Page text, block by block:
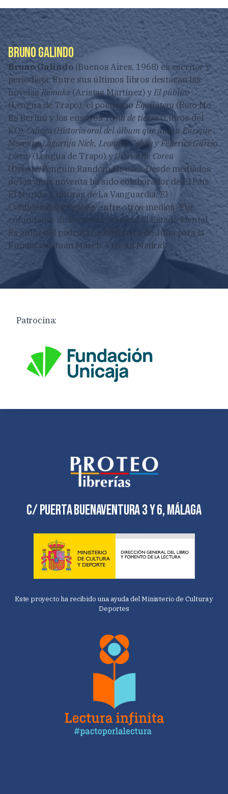
Bruno Galindo
Bruno Galindo(Buenos Aires, 1968) es escritor y
periodista. Entre sus últimos libros destacan las
novelasRemake (Aristas Martínez) yEl público
(Lengua de Trapo), el poemario Equilátera (Esto No
Es Berlín) y los ensayosToma de tierra(Libros del
KO),Omega (Historia oral del álbum que unió a Enrique
Morente, Lagartija Nick, Leonard Cohen y Federico García
Lorca)(Lengua de Trapo) yDiarios de Corea
(Debate/Penguin Random House). Desde mediados
de los años noventa ha sido colaborador de El País,
El Mundo, Culturas de La Vanguardia, El
Confidencial y Forbes, entre otros medios. Fue
cofundador de la revista cultural El Estado Mental.
Es autor del podcast La Biblioteca de Julio para la
Fundación Juan March. Vive en Madrid.
Patrocina:
C/ Puerta Buenaventura 3 y 6, Málaga
Este proyecto ha recibido una ayuda del Ministerio de Cultura y
Deportes